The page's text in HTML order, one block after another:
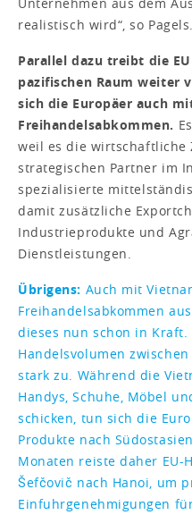
realistisch wird“, so Pagels.
Parallel dazu treibt die
pazifischen Raum weiter
sich die Europäer auch
Freihandelsabkommen.
weil es die wirtschaftliche
strategischen Partner im
spezialisierte
damit zusätzliche
Industrieprodukte und
Dienstleistungen.
Übrigens: Auch mit
Freihandelsabkommen
dieses nun schon in
Handelsvolumen
stark zu. Während die
Handys, Schuhe, Möbel
schicken, tun sich die
Produkte nach
Monaten reiste daher EU-
Šefčovič nach Hanoi, um
Einfuhrgenehmigungen